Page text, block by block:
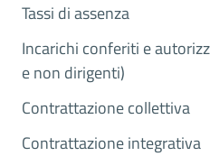
Tassi di assenza
Incarichi conferiti e
e non dirigenti)
Contrattazione collettiva
Contrattazione integrativa